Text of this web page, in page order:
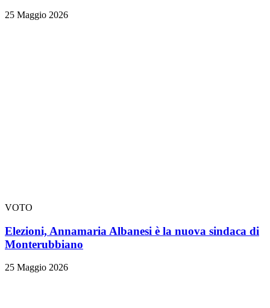
25 Maggio 2026
VOTO
Elezioni, Annamaria Albanesi è la nuova sindaca di
Monterubbiano
25 Maggio 2026